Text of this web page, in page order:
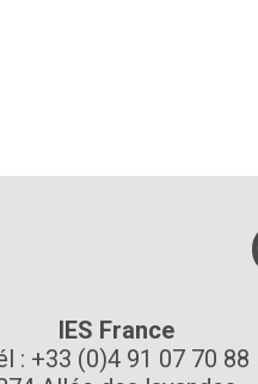
IES France
: +33 (0)4 91 07 70 88